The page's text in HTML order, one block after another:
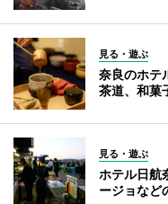
見る・遊ぶ
奈良のホテ
茶道、和菓
見る・遊ぶ
ホテル日航
ージョなど